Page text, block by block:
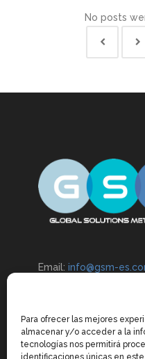
Para ofrecer las mejores
almacenar y/o acceder a la
tecnologías nos permitirá
identificaciones únicas en
No posts
Email: info@gsm-